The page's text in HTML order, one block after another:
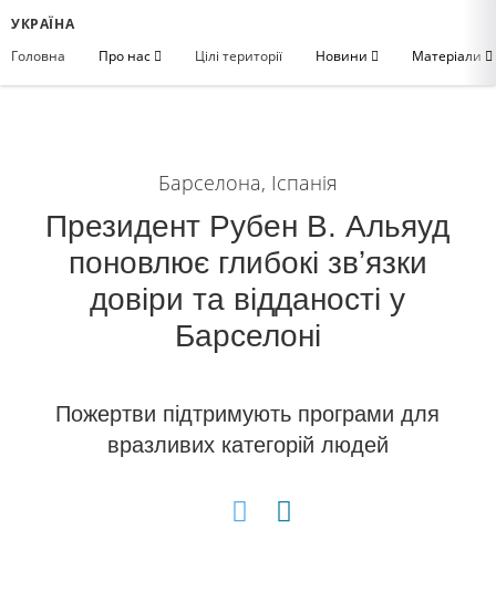
УКРАЇНА
Головна
Про нас Цілі території Новини Матеріали
Барселона, Іспанія
Президент Рубен В. Альяуд
поновлює глибокі звʼязки
довіри та відданості у
Барселоні
Пожертви підтримують програми для
вразливих категорій людей